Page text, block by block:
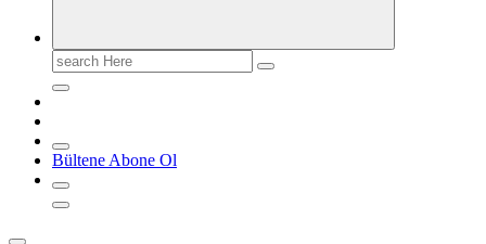
Search
for:
Bültene Abone Ol